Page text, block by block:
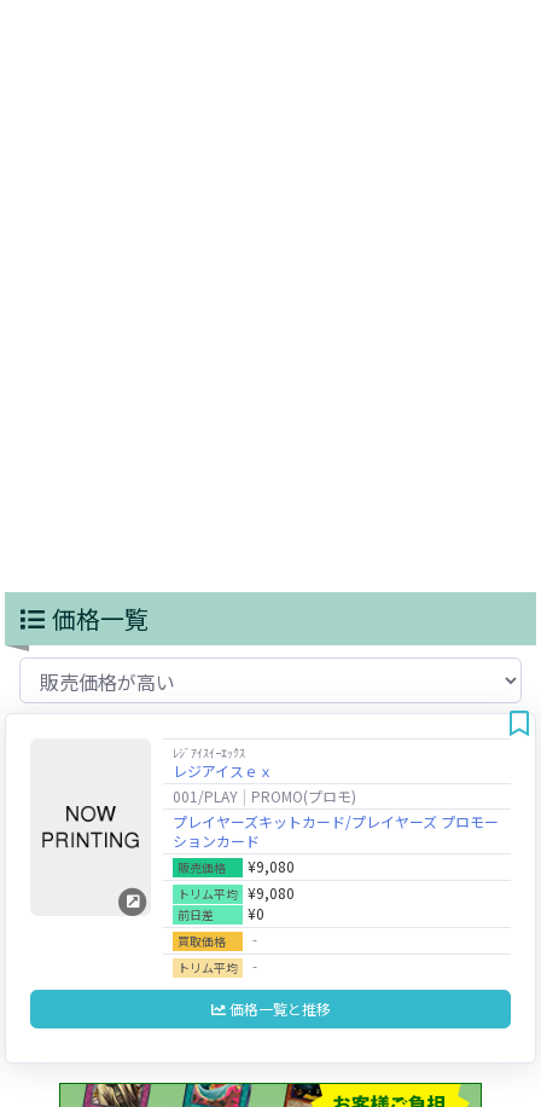
価格一覧
ﾚｼﾞｱｲｽｲｰｴｯｸｽ
レジアイスｅｘ
001/PLAY
PROMO(プロモ)
プレイヤーズキットカード/プレイヤーズ プロモー
ションカード
販売価格 ¥9,080
トリム平均 ¥9,080
前日差 ¥0
買取価格 ‐
トリム平均 ‐
価格一覧と推移